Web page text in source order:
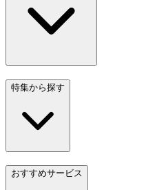
特集から探す
おすすめサービス